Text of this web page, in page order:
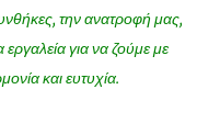
την ανατροφή μας,
για να ζούμε με
και ευτυχία.